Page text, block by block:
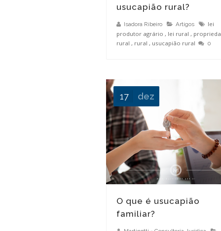
usucapião rural?
Isadora Ribeiro Artigos
lei
produtor agrário , lei rural ,
rural , rural , usucapião rural 0
O que é usucapião
familiar?
17 dez